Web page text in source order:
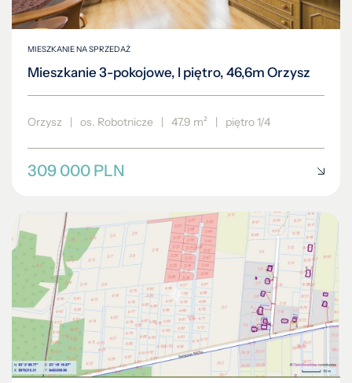
MIESZKANIE NA SPRZEDAŻ
Mieszkanie 3-pokojowe, I piętro, 46,6m Orzysz
Orzysz | os. Robotnicze | 47.9 m² | piętro 1/4
309 000 PLN